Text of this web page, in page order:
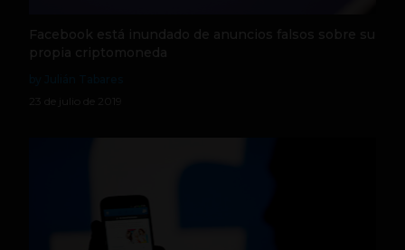
Facebook está inundado de anuncios falsos sobre su
propia criptomoneda
23 de julio de 2019